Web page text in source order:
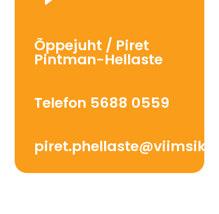
Õppejuht / Piret
Pintman-Hellaste
Telefon 5688 0559